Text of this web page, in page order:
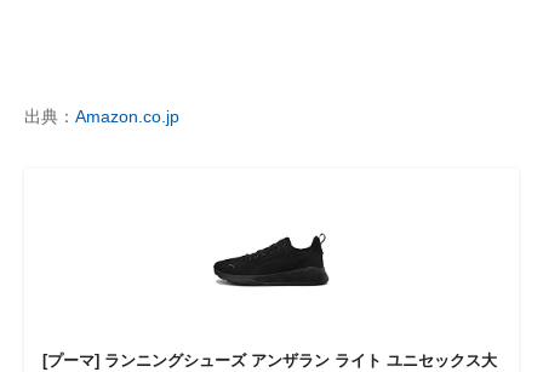
出典： Amazon.co.jp
[プーマ] ランニングシューズ アンザラン ライト ユニセックス大